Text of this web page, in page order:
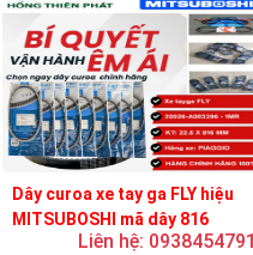
Dây curoa xe tay ga FLY hiệu
MITSUBOSHI mã dây 816
Liên hệ: 0938454791